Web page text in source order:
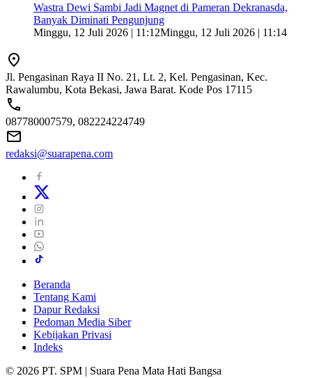
Wastra Dewi Sambi Jadi Magnet di Pameran Dekranasda,
Banyak Diminati Pengunjung
Minggu, 12 Juli 2026 | 11:12Minggu, 12 Juli 2026 | 11:14
Jl. Pengasinan Raya II No. 21, Lt. 2, Kel. Pengasinan, Kec.
Rawalumbu, Kota Bekasi, Jawa Barat. Kode Pos 17115
087780007579, 082224224749
redaksi@suarapena.com
Beranda
Tentang Kami
Dapur Redaksi
Pedoman Media Siber
Kebijakan Privasi
Indeks
© 2026 PT. SPM | Suara Pena Mata Hati Bangsa